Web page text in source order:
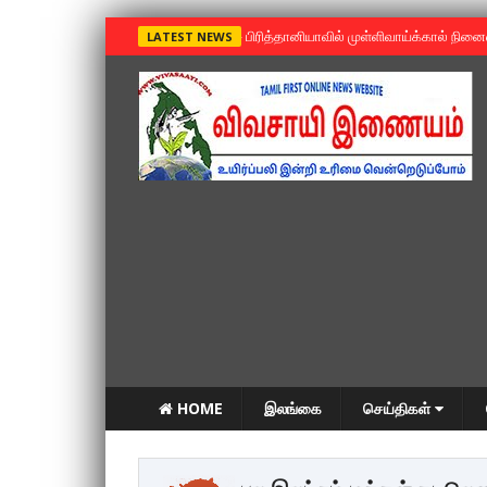
LATEST NEWS »பிரித்தானியாவில் முள்ளிவாய்க்கால்
HOME இலங்கை செய்திகள்